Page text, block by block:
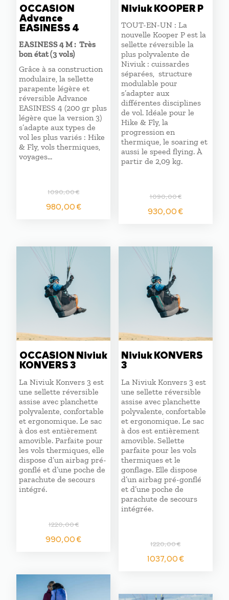
OCCASION
Advance
EASINESS 4
EASINESS 4 M : Très
bon état (3 vols)
Grâce à sa construction
modulaire, la sellette
parapente légère et
réversible Advance
EASINESS 4 (200 gr plus
légère que la version 3)
s’adapte aux types de
vol les plus variés : Hike
& Fly, vols thermiques,
voyages…
1090,00€
Le
prix
1090,00 €.
980,00€Le
980,00 €.
Niviuk KOOPER P
TOUT-EN-UN : La
nouvelle Kooper P est la
sellette réversible la
plus polyvalente de
Niviuk : cuissardes
séparées, structure
modulable pour
s’adapter aux
différentes disciplines
de vol. Idéale pour le
Hike & Fly, la
progression en
thermique, le soaring et
aussi le speed flying. À
partir de 2,09 kg.
1090,00€
Le
prix
était :
1090,00 €.
930,00€Le
est :
OCCASION Niviuk
KONVERS 3
La Niviuk Konvers 3 est
une sellette réversible
assise avec planchette
polyvalente, confortable
et ergonomique. Le sac
à dos est entièrement
amovible. Parfaite pour
les vols thermiques, elle
dispose d’un airbag pré-
gonflé et d’une poche de
parachute de secours
intégré.
1220,00€
Le
prix
était :
1220,00 €.
990,00€Le
est :
Niviuk KONVERS
3
La Niviuk Konvers 3 est
une sellette réversible
assise avec planchette
polyvalente, confortable
et ergonomique. Le sac
à dos est entièrement
amovible. Sellette
parfaite pour les vols
thermiques et le
gonflage. Elle dispose
d’un airbag pré-gonflé
et d’une poche de
parachute de secours
intégrée.
1220,00€
Le
prix
était :
1037,00€Le
est :